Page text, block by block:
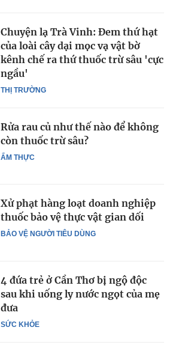
THỊ TRƯỜNG
Chuyện lạ Trà Vinh: Đem thứ hạt
của loài cây dại mọc vạ vật bờ
kênh chế ra thứ thuốc trừ sâu 'cực
ngầu'
ẨM THỰC
Rửa rau củ như thế nào để không
còn thuốc trừ sâu?
BẢO VỆ NGƯỜI TIÊU DÙNG
Xử phạt hàng loạt doanh nghiệp
thuốc bảo vệ thực vật gian dối
SỨC KHỎE
4 đứa trẻ ở Cần Thơ bị ngộ độc
sau khi uống ly nước ngọt của mẹ
đưa